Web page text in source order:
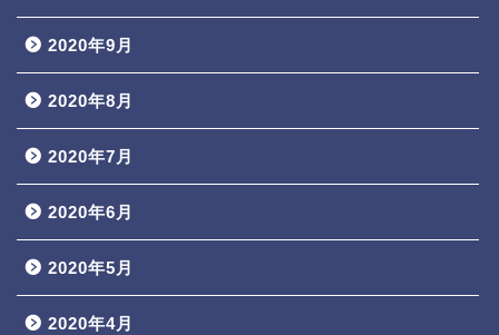
2020年9月
2020年8月
2020年7月
2020年6月
2020年5月
2020年4月